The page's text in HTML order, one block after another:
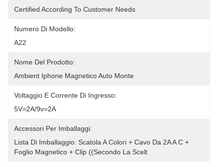
Certified According To Customer Needs
Numero Di Modello:
A22
Nome Del Prodotto:
Ambient Iphone Magnetico Auto Monte
Voltaggio E Corrente Di Ingresso:
5V=2A/9v=2A
Accessori Per Imballaggi:
Lista Di Imballaggio: Scatola A Colori + Cavo Da 2A A C +
Foglio Magnetico + Clip ((secondo La Scelt